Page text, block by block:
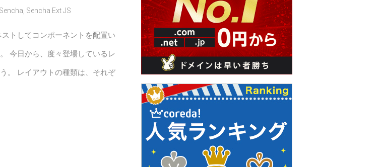
Sencha, Sencha Ext JS
トしてコンポーネントを配置い
今日から、度々登場しているレ
。 レイアウトの種類は、それぞ